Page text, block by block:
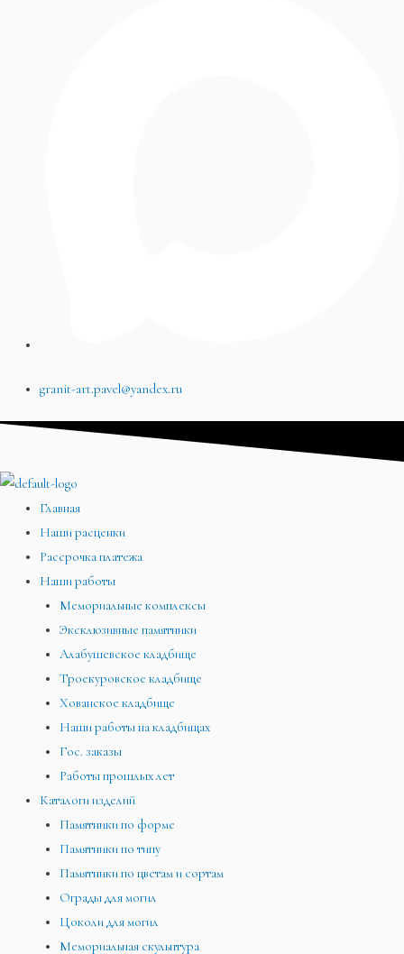
granit-art.pavel@yandex.ru
Главная
Наши расценки
Рассрочка платежа
Наши работы
Мемориальные комплексы
Эксклюзивные памятники
Алабушевское кладбище
Троекуровское кладбище
Хованское кладбище
Наши работы на кладбищах
Гос. заказы
Работы прошлых лет
Каталоги изделий
Памятники по форме
Памятники по типу
Памятники по цветам и сортам
Ограды для могил
Цоколи для могил
Мемориальная скульптура